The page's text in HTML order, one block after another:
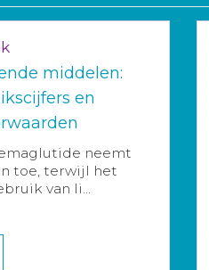
middelen:
en
neemt
toe, terwijl het
van li...